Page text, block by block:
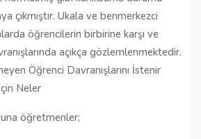
çıkmıştır. Ukala ve benmerkezci
öğrencilerin birbirine karşı ve
açıkça gözlemlenmektedir.
Öğrenci Davranışlarını İstenir
Neler
öğretmenler;